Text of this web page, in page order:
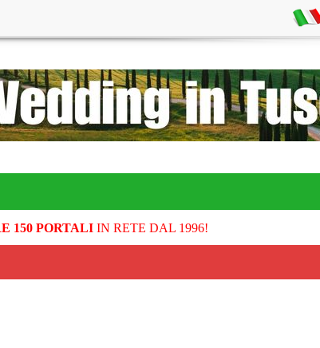
150 PORTALIIN RETE DAL 1996!